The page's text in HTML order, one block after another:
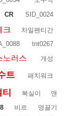
CR SID_0024
크
차일펜티간
tnt0267
노러스 개성
트 패치워크
티 복실이
앤
비르
영끌기